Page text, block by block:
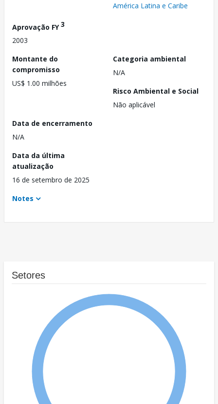
América Latina e Caribe
Aprovação FY3
2003
Montante do
compromisso
US$ 1.00 milhões
Categoria ambiental
N/A
Risco Ambiental e Social
Não aplicável
Data de encerramento
N/A
Data da última
atualização
16 de setembro de 2025
Notes
Setores